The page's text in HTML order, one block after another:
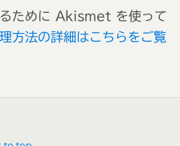
るために Akismet を使って
方法の詳細はこちらをご覧